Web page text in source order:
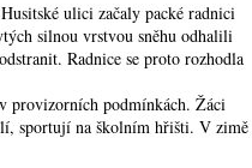
ulici začaly packé radnici
silnou vrstvou sněhu odhalili
Radnice se proto rozhodla
provizorních podmínkách. Žáci
sportují na školním hřišti. V zimě